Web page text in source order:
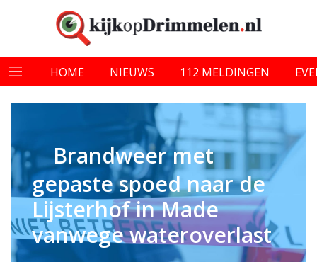
HOME NIEUWS 112 MELDINGEN
Brandweer met
gepaste spoed naar de
Lijsterhof in Made
vanwege wateroverlast